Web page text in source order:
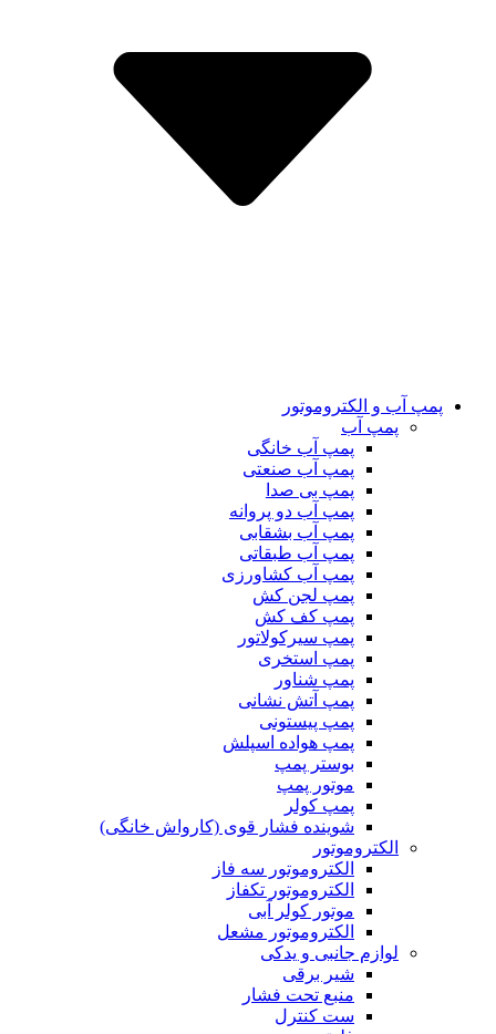
پمپ آب و الکتروموتور
پمپ آب
پمپ آب خانگی
پمپ آب صنعتی
پمپ بی صدا
پمپ آب دو پروانه
پمپ آب بشقابی
پمپ آب طبقاتی
پمپ آب کشاورزی
پمپ لجن کش
پمپ کف کش
پمپ سیرکولاتور
پمپ استخری
پمپ شناور
پمپ آتش نشانی
پمپ پیستونی
پمپ هواده اسپلش
بوستر پمپ
موتور پمپ
پمپ کولر
شوینده فشار قوی (کارواش خانگی)
الکتروموتور
الکتروموتور سه فاز
الکتروموتور تکفاز
موتور کولر آبی
الکتروموتور مشعل
لوازم جانبی و یدکی
شیر برقی
منبع تحت فشار
ست کنترل